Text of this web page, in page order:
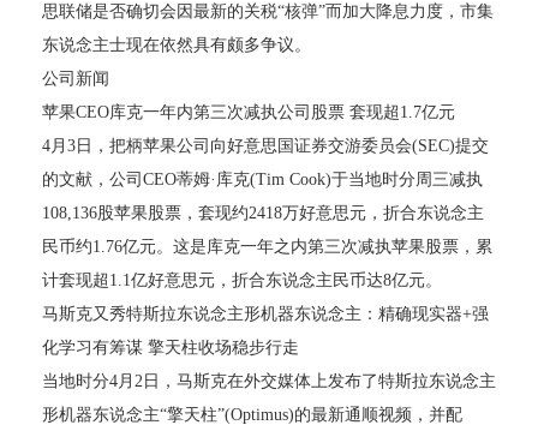
思联储是否确切会因最新的关税“核弹”而加大降息力度，市集
东说念主士现在依然具有颇多争议。
公司新闻
苹果CEO库克一年内第三次减执公司股票 套现超1.7亿元
4月3日，把柄苹果公司向好意思国证券交游委员会(SEC)提交
的文献，公司CEO蒂姆·库克(Tim Cook)于当地时分周三减执
108,136股苹果股票，套现约2418万好意思元，折合东说念主
民币约1.76亿元。这是库克一年之内第三次减执苹果股票，累
计套现超1.1亿好意思元，折合东说念主民币达8亿元。
马斯克又秀特斯拉东说念主形机器东说念主：精确现实器+强
化学习有筹谋 擎天柱收场稳步行走
当地时分4月2日，马斯克在外交媒体上发布了特斯拉东说念主
形机器东说念主“擎天柱”(Optimus)的最新通顺视频，并配